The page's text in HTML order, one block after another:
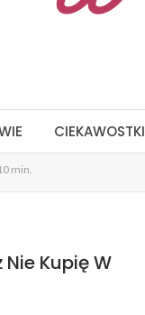
CIEKAWOSTKI
min.
Kupię W